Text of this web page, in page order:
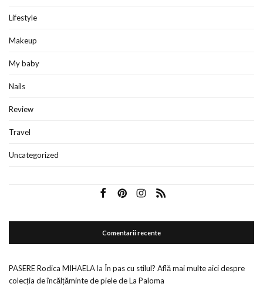
Lifestyle
Makeup
My baby
Nails
Review
Travel
Uncategorized
Comentarii recente
PASERE Rodica MIHAELAla În pas cu stilul? Află mai multe aici despre
colecția de încălțăminte de piele de La Paloma